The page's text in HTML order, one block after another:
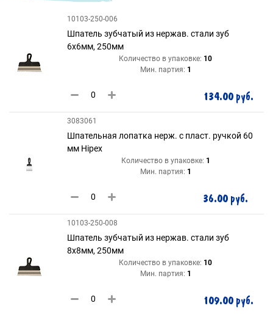
10103-250-006
Шпатель зубчатый из нержав. стали зуб
6х6мм, 250мм
Количество в упаковке: 10
Мин. партия: 1
134.00 руб.
3083061
Шпательная лопатка нерж. с пласт. ручкой 60
мм Hipex
Количество в упаковке: 1
Мин. партия: 1
36.00 руб.
10103-250-008
Шпатель зубчатый из нержав. стали зуб
8х8мм, 250мм
Количество в упаковке: 10
Мин. партия: 1
109.00 руб.